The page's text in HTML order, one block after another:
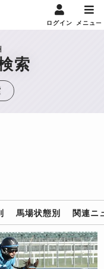
ログイン メニュー
索
馬場状態別 関連ニ